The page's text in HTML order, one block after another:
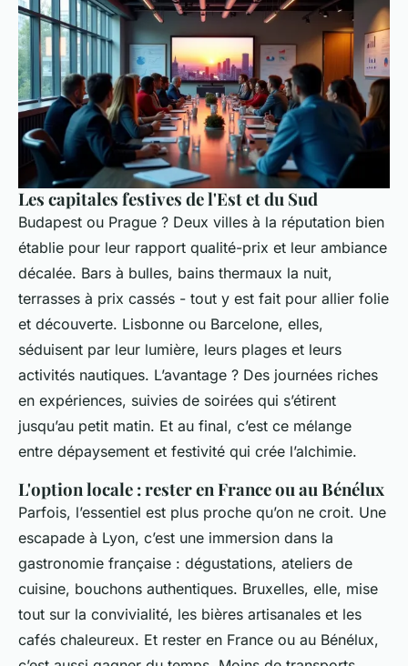
Les capitales festives de l'Est et du Sud
Budapest ou Prague ? Deux villes à la réputation bien
établie pour leur rapport qualité-prix et leur ambiance
décalée. Bars à bulles, bains thermaux la nuit,
terrasses à prix cassés - tout y est fait pour allier folie
et découverte. Lisbonne ou Barcelone, elles,
séduisent par leur lumière, leurs plages et leurs
activités nautiques. L’avantage ? Des journées riches
en expériences, suivies de soirées qui s’étirent
jusqu’au petit matin. Et au final, c’est ce mélange
entre dépaysement et festivité qui crée l’alchimie.
L'option locale : rester en France ou au Bénélux
Parfois, l’essentiel est plus proche qu’on ne croit. Une
escapade à Lyon, c’est une immersion dans la
gastronomie française : dégustations, ateliers de
cuisine, bouchons authentiques. Bruxelles, elle, mise
tout sur la convivialité, les bières artisanales et les
cafés chaleureux. Et rester en France ou au Bénélux,